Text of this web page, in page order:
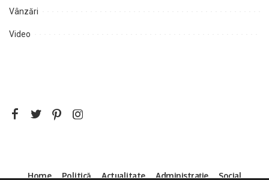
Vânzări
Video
Home Politică Actualitate Administrație Social